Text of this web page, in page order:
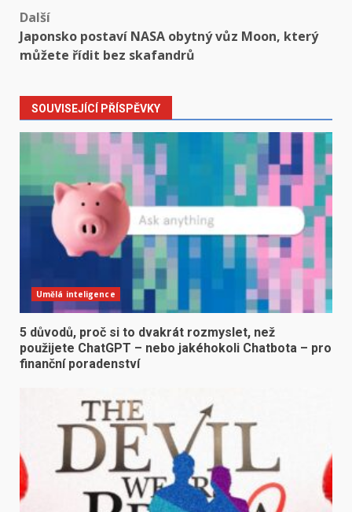
Další
Japonsko postaví NASA obytný vůz Moon, který
můžete řídit bez skafandrů
SOUVISEJÍCÍ PŘÍSPĚVKY
Umělá inteligence
5 důvodů, proč si to dvakrát rozmyslet, než
použijete ChatGPT – nebo jakéhokoli Chatbota – pro
finanční poradenství